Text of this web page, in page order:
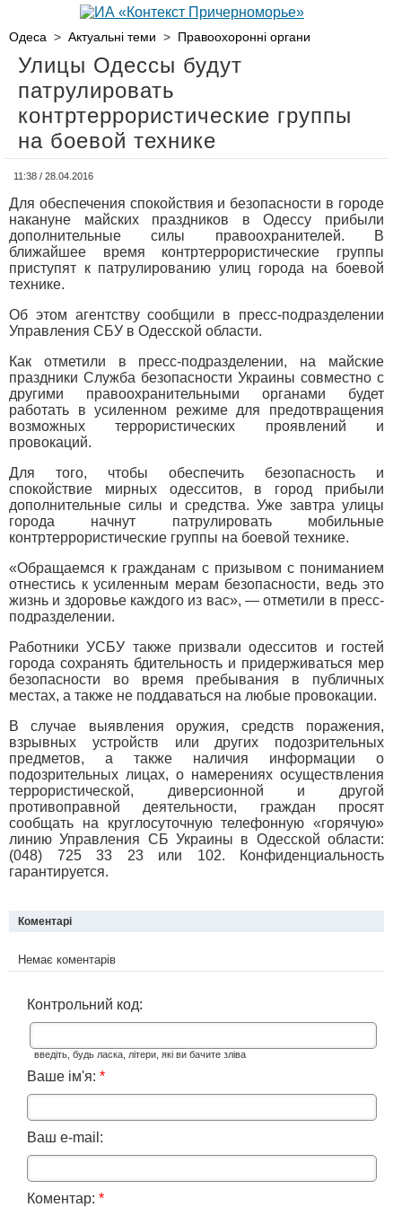
Одеса > Актуальні теми > Правоохоронні органи
Улицы Одессы будут
патрулировать
контртеррористические группы
на боевой технике
11:38 / 28.04.2016
Для обеспечения спокойствия и безопасности в городе
накануне майских праздников в Одессу прибыли
дополнительные силы правоохранителей. В
ближайшее время контртеррористические группы
приступят к патрулированию улиц города на боевой
технике.
Об этом агентству сообщили в пресс-подразделении
Управления СБУ в Одесской области.
Как отметили в пресс-подразделении, на майские
праздники Служба безопасности Украины совместно с
другими правоохранительными органами будет
работать в усиленном режиме для предотвращения
возможных террористических проявлений и
провокаций.
Для того, чтобы обеспечить безопасность и
спокойствие мирных одесситов, в город прибыли
дополнительные силы и средства. Уже завтра улицы
города начнут патрулировать мобильные
контртеррористические группы на боевой технике.
«Обращаемся к гражданам с призывом с пониманием
отнестись к усиленным мерам безопасности, ведь это
жизнь и здоровье каждого из вас», — отметили в пресс-
подразделении.
Работники УСБУ также призвали одесситов и гостей
города сохранять бдительность и придерживаться мер
безопасности во время пребывания в публичных
местах, а также не поддаваться на любые провокации.
В случае выявления оружия, средств поражения,
взрывных устройств или других подозрительных
предметов, а также наличия информации о
подозрительных лицах, о намерениях осуществления
террористической, диверсионной и другой
противоправной деятельности, граждан просят
сообщать на круглосуточную телефонную «горячую»
линию Управления СБ Украины в Одесской области:
(048) 725 33 23 или 102. Конфиденциальность
гарантируется.
Коментарі
Немає коментарів
Контрольний код:
введіть, будь ласка, літери, які ви бачите зліва
Ваше ім'я: *
Ваш e-mail:
Коментар: *